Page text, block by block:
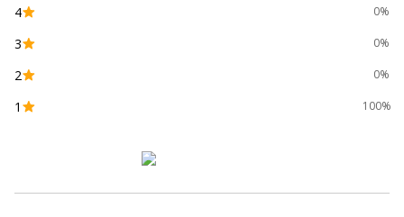
4 0%
3 0%
2 0%
1 100%